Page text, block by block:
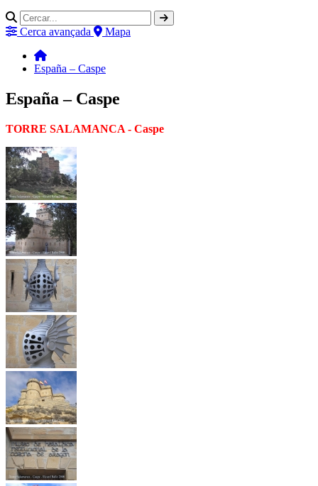
Cerca avançada Mapa
España – Caspe
España – Caspe
TORRE SALAMANCA - Caspe